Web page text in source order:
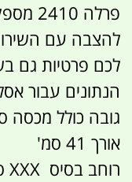
פרלה
להצבה עם
לכם פרטיות גם
הנתונים עבור אסלה 24
גובה כולל מכסה סגור
אורך 41 סמ'
רוחב בסיס XXX סמ'